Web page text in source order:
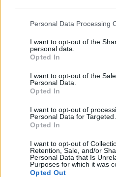
Personal Data Processing
I want to opt-out of the
personal data.
Opted In
I want to opt-out of the
Personal Data.
Opted In
I want to opt-out of
Personal Data for Targeted
Opted In
I want to opt-out of
Retention, Sale, and/or
Personal Data that Is
Purposes for which it was
Opted Out
Αυτό το μυστηριώδες
εμφανιστεί, πριν την
Μπορείτε να το
φωτογραφίσετε
Κυ, 9 Αυγ 2026 08:44